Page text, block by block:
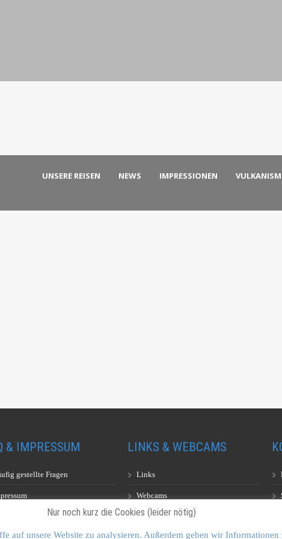
UNSERE REISEN NEWS IMPRESSIONEN
& IMPRESSUM
gestellte Fragen
LINKS & WEBCAMS
Links
Webcams
Nur noch kurz die Cookies (leider nötig)
auf unsere Website zu analysieren. Außerdem geben wir